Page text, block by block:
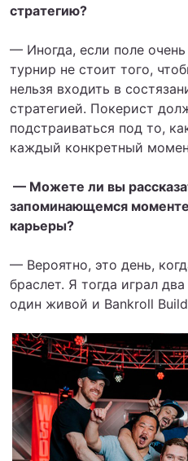
стратегию?
— Иногда, если поле
турнир не стоит того,
нельзя входить в
стратегией. Покерист
подстраиваться под то,
каждый конкретный
— Можете ли вы
запоминающемся
карьеры?
— Вероятно, это день,
браслет. Я тогда играл
один живой и Bankroll